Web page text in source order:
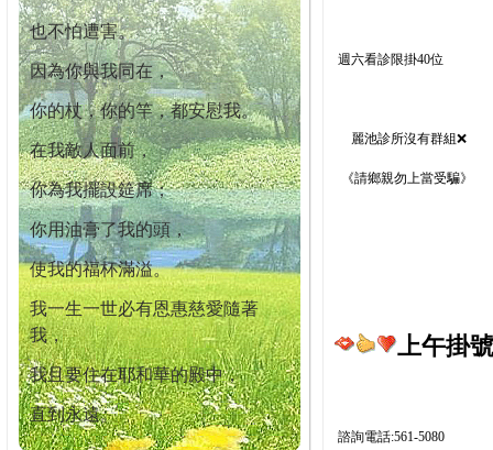
也不怕遭害。
因為你與我同在，
你的杖，你的竿，都安慰我。
在我敵人面前，
你為我擺設筵席；
你用油膏了我的頭，
使我的福杯滿溢。
我一生一世必有恩惠慈愛隨著
我，
我且要住在耶和華的殿中，
直到永遠。
週六看診限掛40位
麗池診所沒有群組❌
《請鄉親勿上當受騙》
上午掛
諮詢電話:561-5080